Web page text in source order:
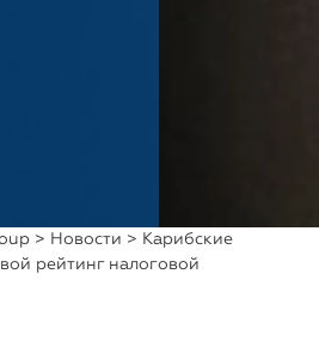
> Новости > Карибские
рейтинг налоговой